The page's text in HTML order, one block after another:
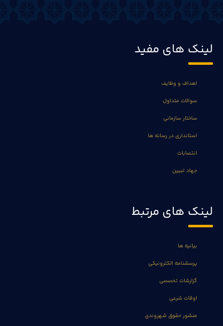
لینک های مفید
اهداف و وظایف
سوالات متداول
ساختار سازمانی
استانداری در رسانه ها
انتصابات
جهاد تبیین
لینک های مرتبط
بیانیه ها
پرسشنامه الکترونیکی
گزارشات تخصصی
اوقات شرعی
منشور حقوق شهروندی